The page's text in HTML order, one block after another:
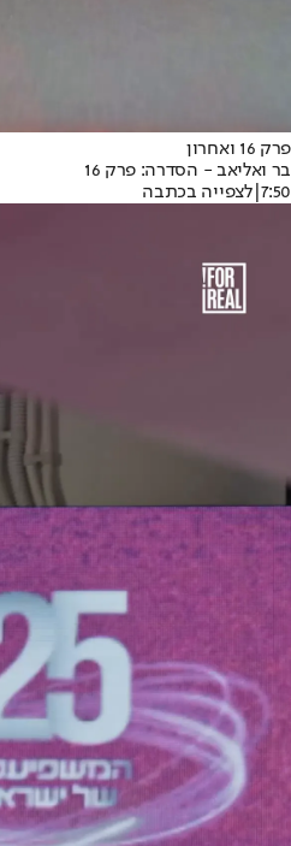
פרק 16 ואחרון
בר ואליאב - הסדרה: פרק 16
7:50
|לצפייה בכתבה